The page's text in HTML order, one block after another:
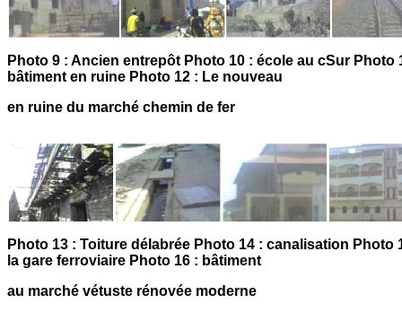
Photo 9 : Ancien entrepôt Photo 10 : école au cSur Photo
bâtiment en ruine Photo 12 : Le nouveau
en ruine du marché chemin de fer
Photo 13 : Toiture délabrée Photo 14 : canalisation Photo
la gare ferroviaire Photo 16 : bâtiment
au marché vétuste rénovée moderne